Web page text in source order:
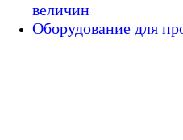
величин
Оборудование для